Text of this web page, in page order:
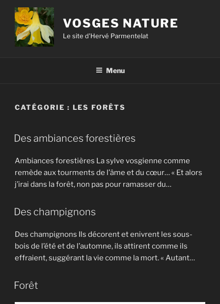
VOSGES NATURE
Le site d'Hervé Parmentelat
Menu
CATÉGORIE : LES FORÊTS
Des ambiances forestières
Ambiances forestières La sylve vosgienne comme
remède aux tourments de l’âme et du cœur… « Et alors
j’irai dans la forêt, non pas pour ramasser du…
Des champignons
Des champignons Ils décorent et enivrent les sous-
bois de l’été et de l’automne, ils attirent comme ils
effraient, suggérant la vie comme la mort. « Autant…
Forêt